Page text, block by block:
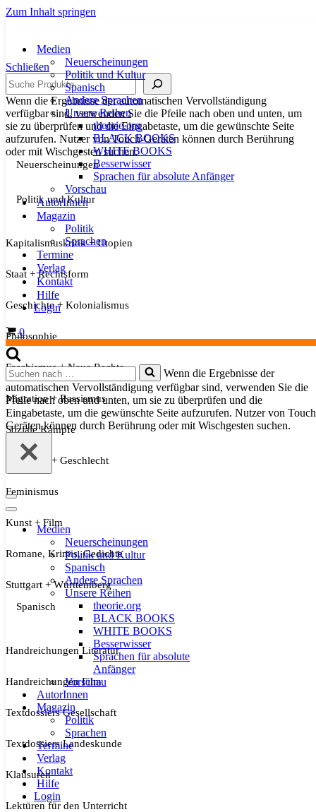
Zum Inhalt springen
Medien
Neuerscheinungen
Politik und Kultur
Spanisch
Andere Sprachen
Unsere Reihen
theorie.org
BLACK BOOKS
WHITE BOOKS
Besserwisser
Sprachen für absolute Anfänger
Vorschau
AutorInnen
Magazin
Politik
Sprachen
Termine
Verlag
Kontakt
Hilfe
Login
Warenkorb
0
Suchen
nach …
Wenn die Ergebnisse der
automatischen Vervollständigung verfügbar sind, verwenden Sie die
Pfeile nach oben und unten, um sie zu überprüfen und die
Eingabetaste, um die gewünschte Seite aufzurufen. Nutzer von
Geräten können durch Berührung oder mit Wischgesten suchen.
Navigationsmenü
Navigationsmenü
Medien
Neuerscheinungen
Politik und Kultur
Spanisch
Andere Sprachen
Unsere Reihen
theorie.org
BLACK BOOKS
WHITE BOOKS
Besserwisser
Sprachen für absolute
Anfänger
Vorschau
AutorInnen
Magazin
Politik
Sprachen
Termine
Verlag
Kontakt
Hilfe
Login
Schließen
Suche
Wenn die Ergebnisse der automatischen Vervollständigung
verfügbar sind, verwenden Sie die Pfeile nach oben und unten, um
sie zu überprüfen und die Eingabetaste, um die gewünschte Seite
aufzurufen. Nutzer von Touch-Geräten können durch Berührung
oder mit Wischgesten suchen.
Neuerscheinungen
Politik und Kultur
Kapitalismuskritik + Utopien
Staat + Rechtsform
Geschichte + Kolonialismus
Philosophie
Faschismus + Neue Rechte
Migration + Rassismus
Soziale Kämpfe
Sexualität + Geschlecht
Feminismus
Kunst + Film
Romane, Krimis, Gedichte
Stuttgart + Württemberg
Spanisch
Handreichungen Literatur
Handreichungen Film
Textdossiers Gesellschaft
Textdossiers Landeskunde
Klausuren
Lektüren für den Unterricht